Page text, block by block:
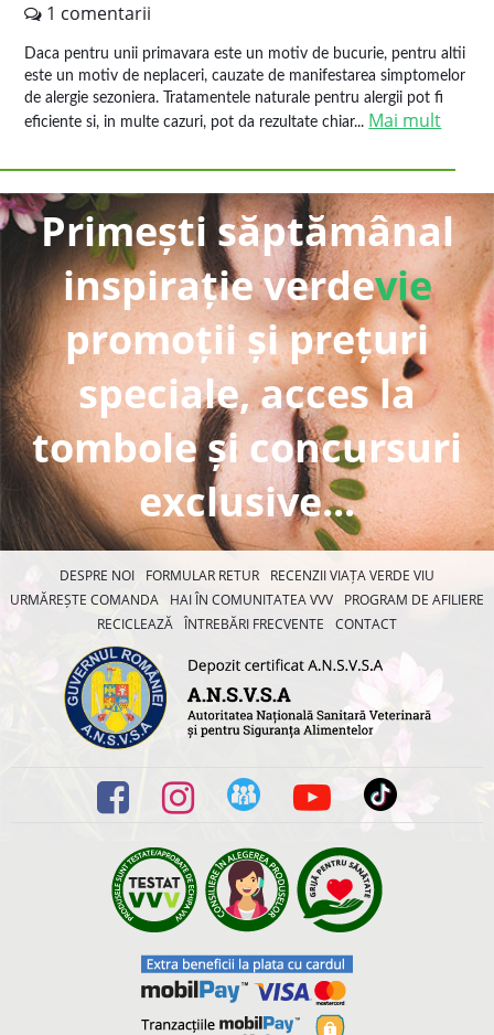
1 comentarii
Daca pentru unii primavara este un motiv de bucurie, pentru altii
este un motiv de neplaceri, cauzate de manifestarea simptomelor
de alergie sezoniera. Tratamentele naturale pentru alergii pot fi
eficiente si, in multe cazuri, pot da rezultate chiar... Mai mult
Primești săptămânal
inspirație verdevie
promoții și prețuri
speciale, acces la
tombole și concursuri
exclusive...
DESPRE NOI FORMULAR RETUR
RECENZII VIAȚA VERDE VIU
URMĂREȘTE COMANDA
HAI ÎN COMUNITATEA VVV
PROGRAM DE AFILIERE
RECICLEAZĂ ÎNTREBĂRI FRECVENTE CONTACT